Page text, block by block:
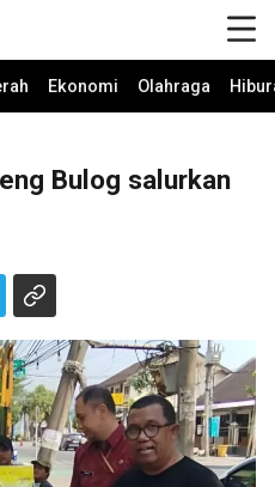
Ekonomi Olahraga
Bulog salurkan